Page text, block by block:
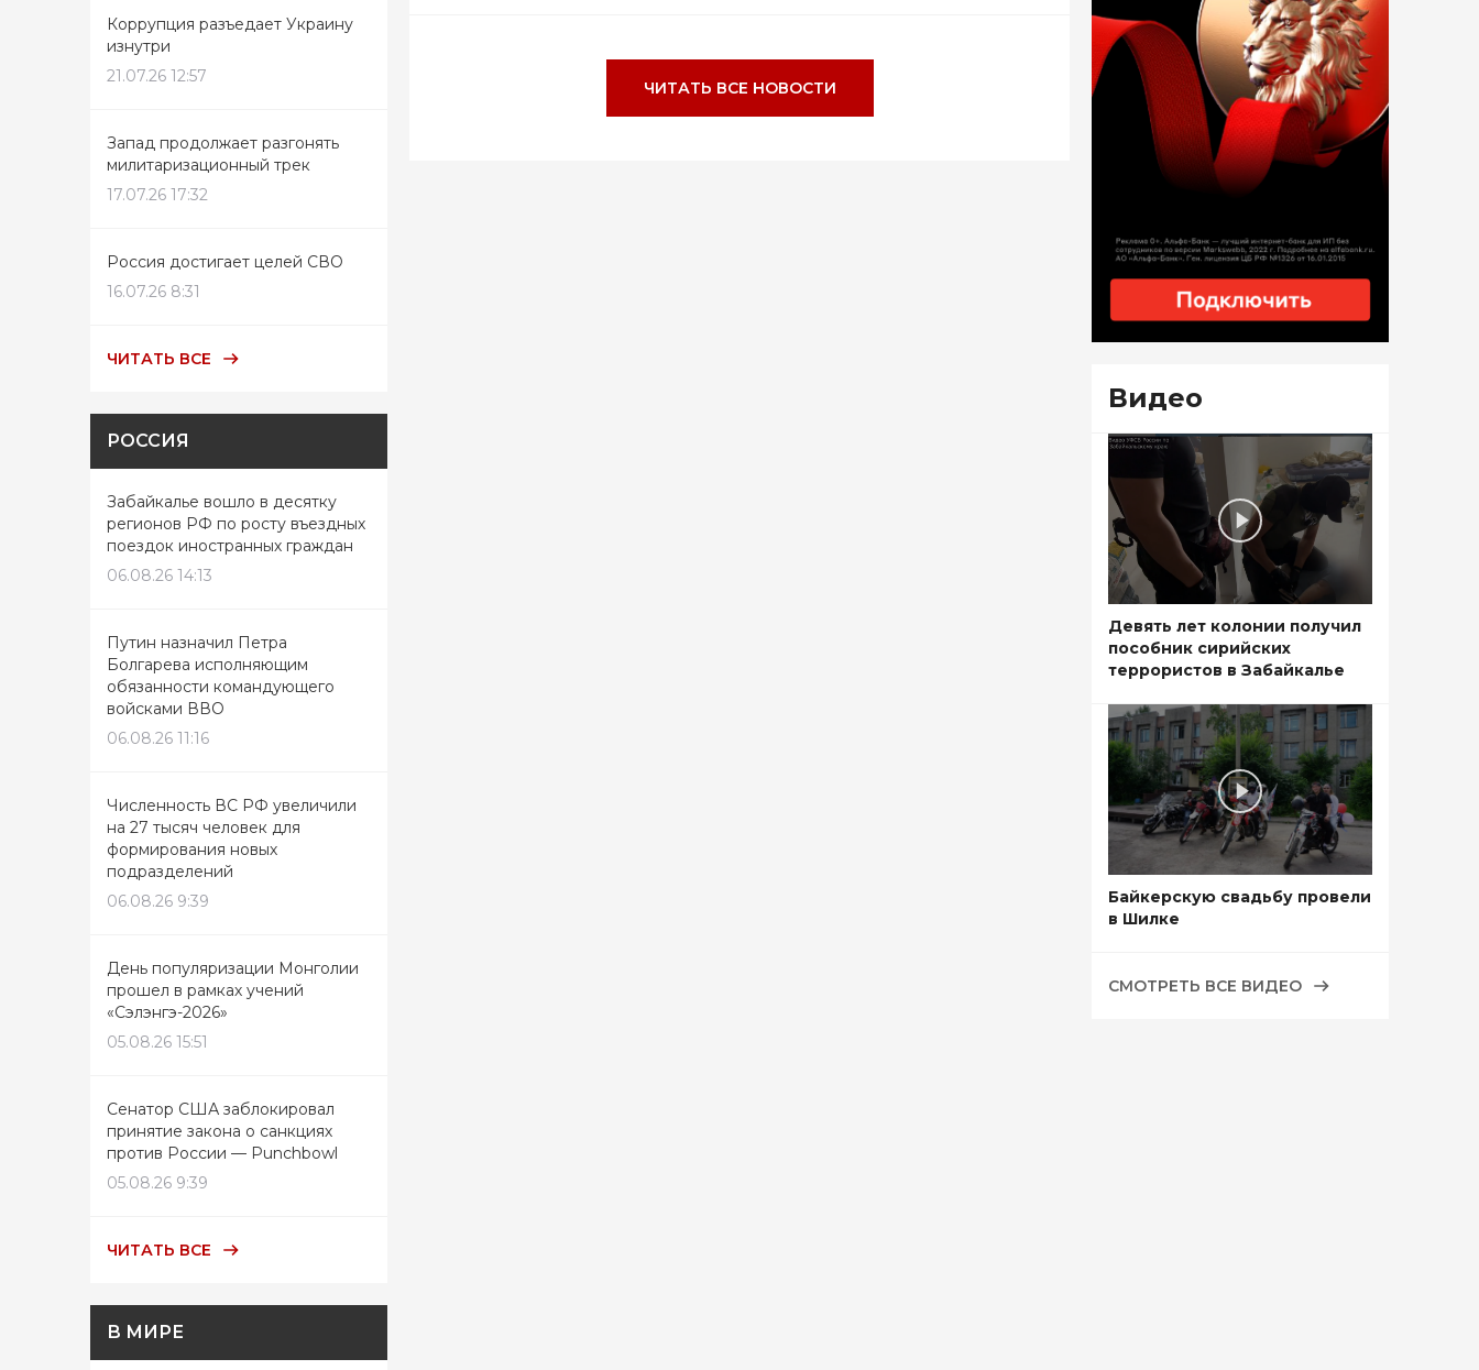
Коррупция разъедает Украину
изнутри
21.07.26 12:57
Запад продолжает разгонять
милитаризационный трек
17.07.26 17:32
Россия достигает целей СВО
16.07.26 8:31
ЧИТАТЬ ВСЕ
РОССИЯ
Забайкалье вошло в десятку
регионов РФ по росту въездных
поездок иностранных граждан
06.08.26 14:13
Путин назначил Петра
Болгарева исполняющим
обязанности командующего
войсками ВВО
06.08.26 11:16
Численность ВС РФ увеличили
на 27 тысяч человек для
формирования новых
подразделений
06.08.26 9:39
День популяризации Монголии
прошел в рамках учений
«Сэлэнгэ-2026»
05.08.26 15:51
Сенатор США заблокировал
принятие закона о санкциях
против России — Punchbowl
05.08.26 9:39
ЧИТАТЬ ВСЕ
В МИРЕ
ЧИТАТЬ ВСЕ НОВОСТИ
Видео
Девять лет колонии получил
пособник сирийских
террористов в Забайкалье
Байкерскую свадьбу провели
в Шилке
СМОТРЕТЬ ВСЕ ВИДЕО